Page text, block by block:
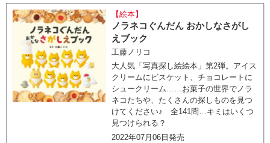
【絵本】
ノラネコぐんだん おかしなさがし
えブック
工藤ノリコ
大人気「写真探し絵絵本」第2弾。アイス
クリームにビスケット、チョコレートに
シュークリーム……お菓子の世界でノラ
ネコたちや、たくさんの探しものを見つ
けてください♪ 全141問…キミはいくつ
見つけられる？
2022年07月06日発売